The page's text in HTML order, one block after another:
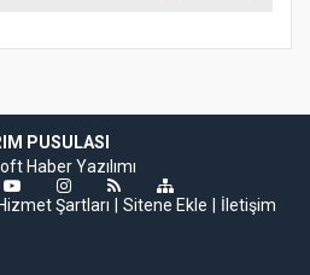
PUSULASI
Haber Yazılımı
Şartları Sitene Ekle İletişim